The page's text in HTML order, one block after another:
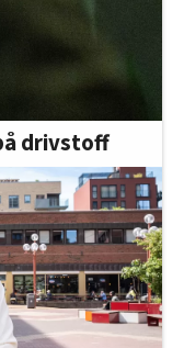
drivstoff